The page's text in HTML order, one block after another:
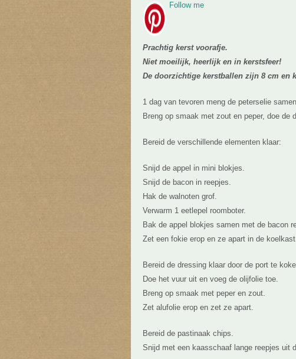
Follow me
Prachtig kerst voorafje.
Niet moeilijk, heerlijk en in kerstsfeer!
De doorzichtige kerstballen zijn 8 cm en
1 dag van tevoren meng de peterselie
Breng op smaak met zout en peper, doe
Bereid de verschillende elementen klaar:
Snijd de appel in mini blokjes.
Snijd de bacon in reepjes.
Hak de walnoten grof.
Verwarm 1 eetlepel roomboter.
Bak de appel blokjes samen met de bacon
Zet een fokie erop en ze apart in de
Bereid de dressing klaar door de port te
Doe het vuur uit en voeg de olijfolie toe.
Breng op smaak met peper en zout.
Zet alufolie erop en zet ze apart.
Bereid de pastinaak chips.
Snijd met een kaasschaaf lange reepjes uit